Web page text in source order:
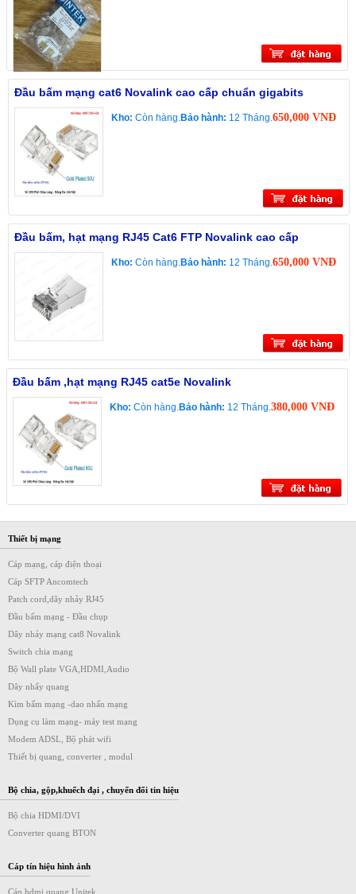
Đầu bấm mạng cat6 Novalink cao cấp chuẩn gigabits
Kho: Còn hàng.Bảo hành: 12 Tháng.650,000 VNĐ
Đầu bấm, hạt mạng RJ45 Cat6 FTP Novalink cao cấp
Kho: Còn hàng.Bảo hành: 12 Tháng.650,000 VNĐ
Đầu bấm ,hạt mạng RJ45 cat5e Novalink
Kho: Còn hàng.Bảo hành: 12 Tháng.380,000 VNĐ
Thiết bị mạng
Cáp mạng, cáp điện thoại
Cáp SFTP Ancomtech
Patch cord,dây nhảy RJ45
Đầu bấm mạng - Đầu chụp
Dây nhảy mạng cat8 Novalink
Switch chia mạng
Bộ Wall plate VGA,HDMI,Audio
Dây nhẩy quang
Kìm bấm mạng -dao nhấn mạng
Dụng cụ làm mạng- máy test mạng
Modem ADSL, Bộ phát wifi
Thiết bị quang, converter , modul
Bộ chia, gộp,khuếch đại , chuyển đổi tin hiệu
Bộ chia HDMI/DVI
Converter quang BTON
Cáp tín hiệu hình ảnh
Cáp hdmi quang Unitek